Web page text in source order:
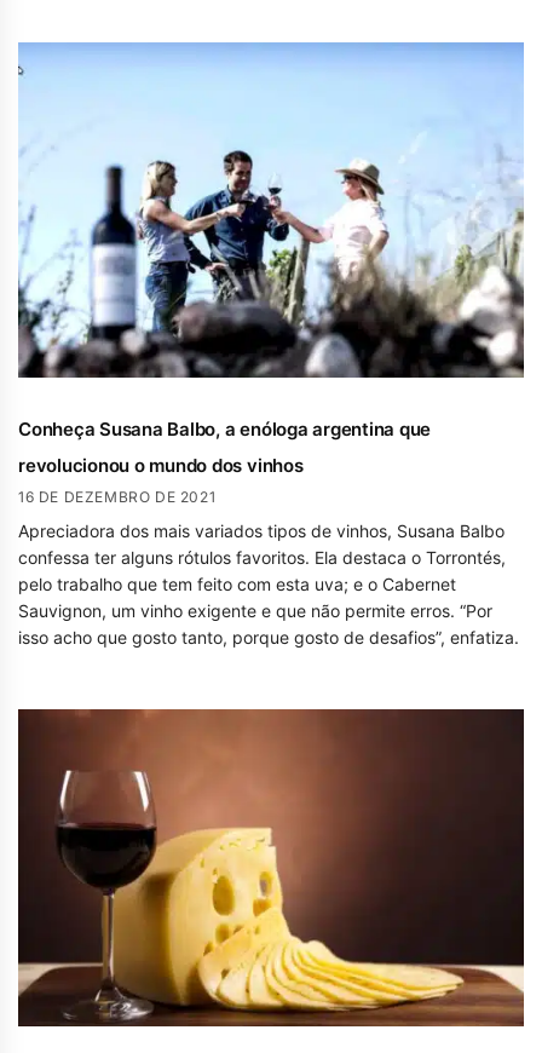
Conheça Susana Balbo, a enóloga argentina que
revolucionou o mundo dos vinhos
16 DE DEZEMBRO DE 2021
Apreciadora dos mais variados tipos de vinhos, Susana Balbo
confessa ter alguns rótulos favoritos. Ela destaca o Torrontés,
pelo trabalho que tem feito com esta uva; e o Cabernet
Sauvignon, um vinho exigente e que não permite erros. “Por
isso acho que gosto tanto, porque gosto de desafios”, enfatiza.